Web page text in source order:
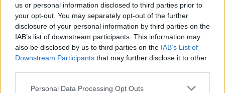
us or personal information disclosed to third parties prior to
your opt-out. You may separately opt-out of the further
disclosure of your personal information by third parties on the
IAB’s list of downstream participants. This information may
also be disclosed by us to third parties on the IAB’s List of
Downstream Participants that may further disclose it to other
Please note that this website/app uses one or more Google
Personal Data Processing Opt Outs
A szeptember végén Európa felett megjelent,
ruténium-106 izotópot tartalmazó felhővel
kapcsolatban nem az a kérdés, hogy mennyire kis
mennyiségű sugárzó anyag került a levegőbe –
hanem hogy a Roszatom miről tereli el a figyelmet. A
témához a Majak-szakértő Nagyezsda Kutyepovától
kérdeztünk. (A Paks…